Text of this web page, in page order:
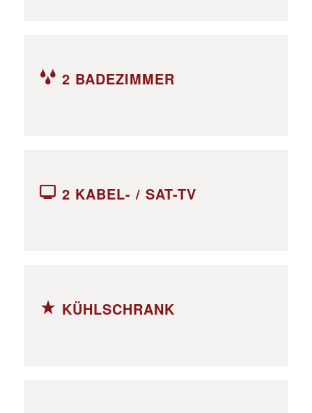
2 BADEZIMMER
2 KABEL- / SAT-TV
KÜHLSCHRANK